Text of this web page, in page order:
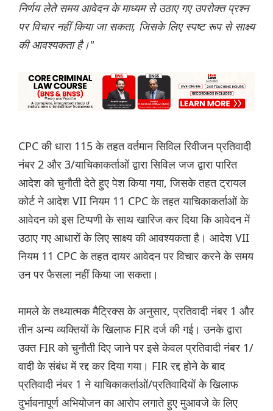
निर्णय लेते समय आवेदन के माध्यम से उठाए गए उपरोक्त प्रश्न
पर विचार नहीं किया जा सकता, जिसके लिए स्पष्ट रूप से साक्ष्य
की आवश्यकता है।"
CPC की धारा 115 के तहत वर्तमान सिविल रिवीजन प्रतिवादी
नंबर 2 और 3/याचिकाकर्ताओं द्वारा सिविल जज द्वारा पारित
आदेश को चुनौती देते हुए पेश किया गया, जिसके तहत ट्रायल
कोर्ट ने आदेश VII नियम 11 CPC के तहत याचिकाकर्ताओं के
आवेदन को इस टिप्पणी के साथ खारिज कर दिया कि आवेदन में
उठाए गए आधारों के लिए साक्ष्य की आवश्यकता है। आदेश VII
नियम 11 CPC के तहत दायर आवेदन पर विचार करने के समय
उन पर फैसला नहीं किया जा सकता।
मामले के तथ्यात्मक मैट्रिक्स के अनुसार, प्रतिवादी नंबर 1 और
तीन अन्य व्यक्तियों के खिलाफ FIR दर्ज की गई। उनके द्वारा
उक्त FIR को चुनौती दिए जाने पर इसे केवल प्रतिवादी नंबर 1/
वादी के संबंध में रद्द कर दिया गया। FIR रद्द होने के बाद
प्रतिवादी नंबर 1 ने याचिकाकर्ताओं/प्रतिवादियों के खिलाफ
दुर्भावनापूर्ण अभियोजन का आरोप लगाते हुए मुआवजे के लिए